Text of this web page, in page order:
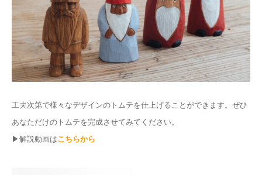
工夫次第で様々なデザインのトムテを仕上げることができます。ぜひ
あなただけのトムテを完成させてみてください。
▶︎解説動画はこちらから